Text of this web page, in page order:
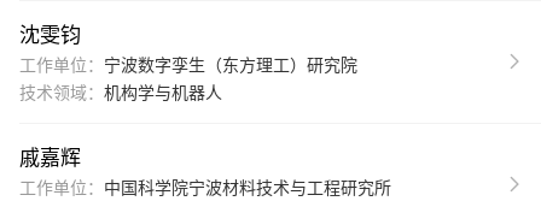
沈雯钧
工作单位： 宁波数字孪生（东方理工）研究院
技术领域： 机构学与机器人
戚嘉辉
工作单位： 中国科学院宁波材料技术与工程研究所